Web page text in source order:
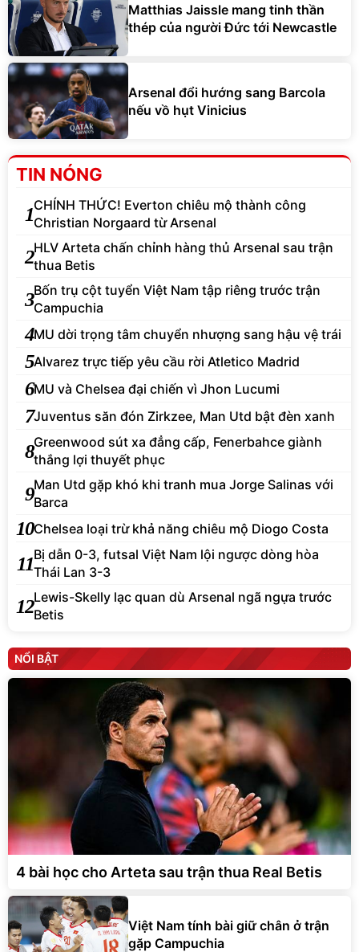
Matthias Jaissle mang tinh thần
thép của người Đức tới Newcastle
Arsenal đổi hướng sang Barcola
nếu vồ hụt Vinicius
TIN NÓNG
1CHÍNH THỨC! Everton chiêu mộ thành công
Christian Norgaard từ Arsenal
2HLV Arteta chấn chỉnh hàng thủ Arsenal sau trận
thua Betis
3Bốn trụ cột tuyển Việt Nam tập riêng trước trận
Campuchia
4MU dời trọng tâm chuyển nhượng sang hậu vệ trái
5Alvarez trực tiếp yêu cầu rời Atletico Madrid
6MU và Chelsea đại chiến vì Jhon Lucumi
7Juventus săn đón Zirkzee, Man Utd bật đèn xanh
8Greenwood sút xa đẳng cấp, Fenerbahce giành
thắng lợi thuyết phục
9Man Utd gặp khó khi tranh mua Jorge Salinas với
Barca
10Chelsea loại trừ khả năng chiêu mộ Diogo Costa
11Bị dẫn 0-3, futsal Việt Nam lội ngược dòng hòa
Thái Lan 3-3
12Lewis-Skelly lạc quan dù Arsenal ngã ngựa trước
Betis
NỔI BẬT
4 bài học cho Arteta sau trận thua Real Betis
Việt Nam tính bài giữ chân ở trận
gặp Campuchia